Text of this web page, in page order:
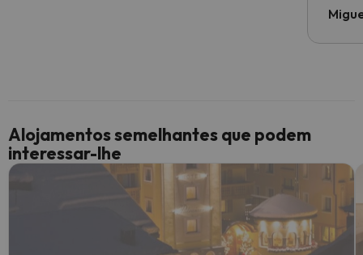
Alojamentos semelhantes que podem
interessar-lhe